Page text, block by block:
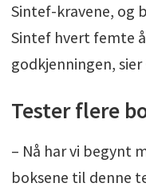
Sintef-kravene, og
Sintef hvert femte
godkjenningen,
Tester flere
– Nå har vi begynt
boksene til denne